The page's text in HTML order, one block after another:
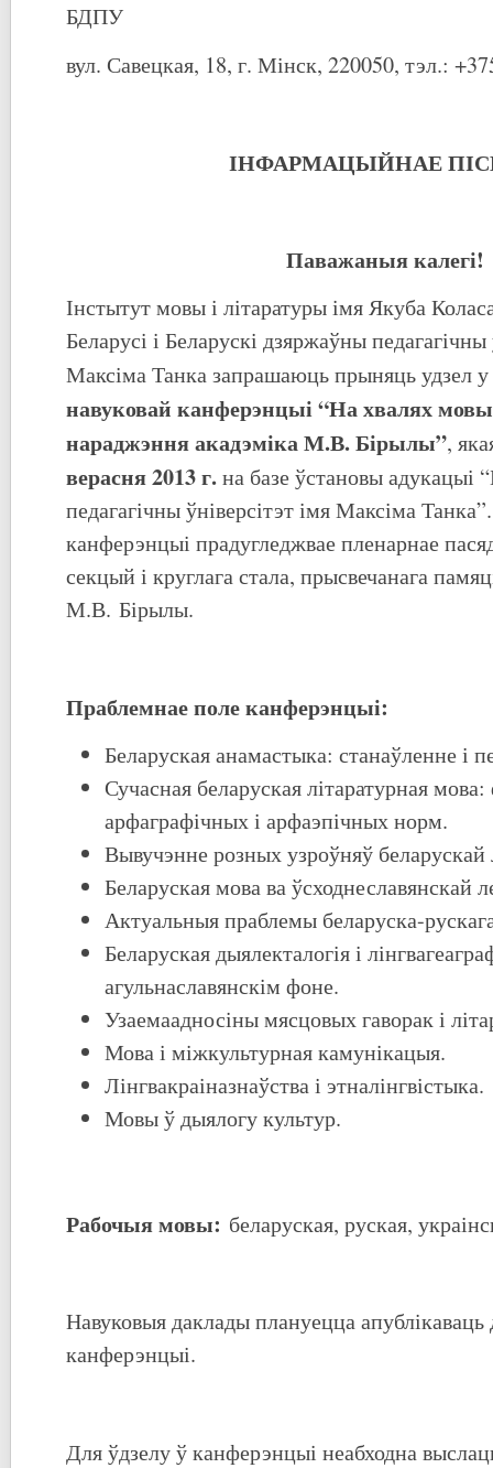
БДПУ
вул. Савецкая, 18, г. Мінск, 220050, тэл.:
ІНФАРМАЦЫЙНАЕ
Паважаныя калегі!
Інстытут мовы і літаратуры імя Якуба
Беларусі і Беларускі дзяржаўны педагагічны
Максіма Танка запрашаюць прыняць удзел у
навуковай канферэнцыі “Нахвалях
нараджэння акадэміка М.В. Бірылы”,
верасня2013г.на базе ўстановы адукацыі
педагагічны ўніверсітэт імя Максіма
канферэнцыі прадугледжвае пленарнае
секцый і круглага стала, прысвечанага
М.В. Бірылы.
Праблемнае поле канферэнцыі:
Беларуская анамастыка: станаўленне і
Сучасная беларуская літаратурная
арфаграфічных і арфаэпічных норм.
Вывучэнне розных узроўняў беларускай
Беларуская мова ва ўсходнеславянскай
Актуальныя праблемы беларуска-
Беларуская дыялекталогія і
агульнаславянскім фоне.
Узаемаадносіны мясцовых гаворак і
Мова і міжкультурная камунікацыя.
Лінгвакраіназнаўства і этналінгвістыка.
Мовы ў дыялогу культур.
Рабочыя мовы: беларуская, руская,
Навуковыя даклады плануецца апублікаваць
канферэнцыі.
Для ўдзелу ў канферэнцыі неабходна